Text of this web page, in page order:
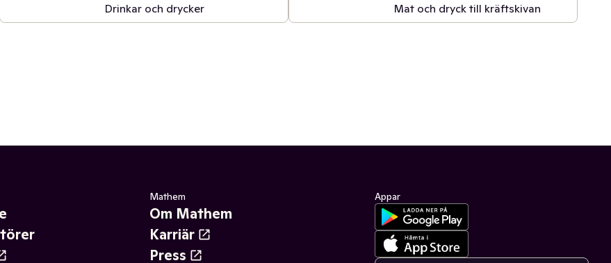
Drinkar och drycker Mat och dryck till kräftskivan
Mathem
Om Mathem
Karriär
Press
Appar